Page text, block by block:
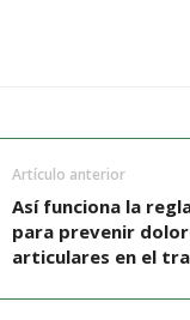
Artículo anterior
Así funciona la
para prevenir
articulares en el